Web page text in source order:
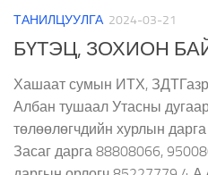
ТАНИЛЦУУЛГА 2024-03-21
БҮТЭЦ, ЗОХИОН
Хашаат сумын ИТХ,
Албан тушаал Утасны
төлөөлөгчдийн хурлын
Засаг дарга 88808066,